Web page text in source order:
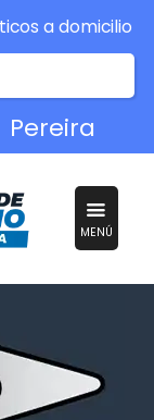
a domicilio
Pereira
MENÚ